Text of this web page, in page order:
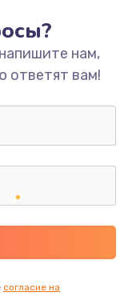
(питания)
нам,
ответят вам!
согласие на